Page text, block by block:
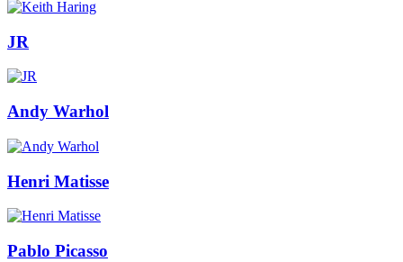
JR
Andy Warhol
Henri Matisse
Pablo Picasso